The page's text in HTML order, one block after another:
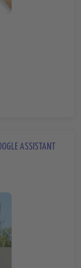
ASSISTANT